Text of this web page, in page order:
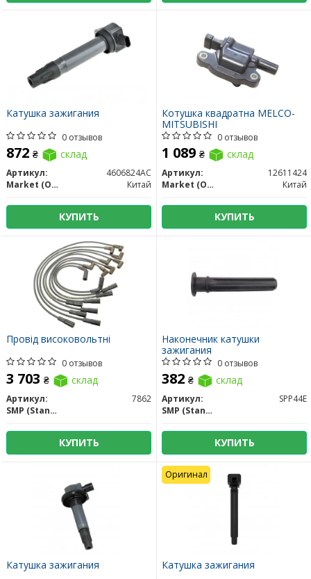
Катушка зажигания
0 отзывов
872 ₴ склад
Артикул:
4606824AC
Market (OEM)
Китай
КУПИТЬ
Котушка квадратна MELCO-
MITSUBISHI
0 отзывов
1 089 ₴ склад
Артикул:
12611424
Market (OEM)
Китай
КУПИТЬ
Провід високовольтні
0 отзывов
3 703 ₴ склад
Артикул:
7862
SMP (Standard Motors Products)
КУПИТЬ
Наконечник катушки
зажигания
0 отзывов
382 ₴ склад
Артикул:
SPP44E
SMP (Standard Motors Products)
КУПИТЬ
Катушка зажигания Катушка зажигания
Оригинал